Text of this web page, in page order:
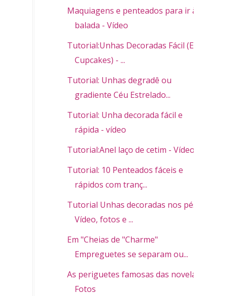
Maquiagens e penteados para ir à
balada - Vídeo
Tutorial:Unhas Decoradas Fácil (Easy
Cupcakes) - ...
Tutorial: Unhas degradê ou
gradiente Céu Estrelado...
Tutorial: Unha decorada fácil e
rápida - vídeo
Tutorial:Anel laço de cetim - Vídeo
Tutorial: 10 Penteados fáceis e
rápidos com tranç...
Tutorial Unhas decoradas nos pés -
Vídeo, fotos e ...
Em "Cheias de "Charme"
Empreguetes se separam ou...
As periguetes famosas das novelas -
Fotos